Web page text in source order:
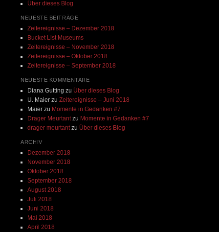
Über dieses Blog
NEUESTE BEITRÄGE
Zeitereignisse – Dezember 2018
Bucket List Museums
Zeitereignisse – November 2018
Zeitereignisse – Oktober 2018
Zeitereignisse – September 2018
NEUESTE KOMMENTARE
Diana Gutting zu Über dieses Blog
U. Maierzu Zeitereignisse – Juni 2018
Maierzu Momente in Gedanken #7
Drager Meurtantzu Momente in Gedanken #7
drager meurtantzu Über dieses Blog
ARCHIV
Dezember 2018
November 2018
Oktober 2018
September 2018
August 2018
Juli 2018
Juni 2018
Mai 2018
April 2018